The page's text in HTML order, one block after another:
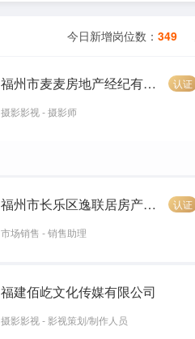
今日新增岗位数：349
福州市麦麦房地产经纪有限公司 认证
摄影影视 - 摄影师
福州市长乐区逸联居房产中介店 认证
市场销售 - 销售助理
福建佰屹文化传媒有限公司
摄影影视 - 影视策划/制作人员